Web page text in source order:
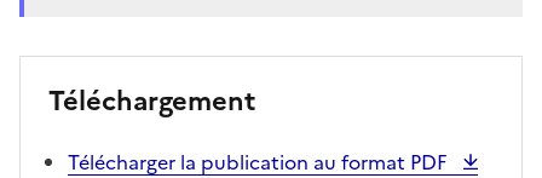
Téléchargement
Télécharger la publication au format PDF